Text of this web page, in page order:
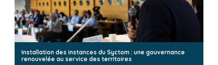
Installation des instances du Syctom : une gouvernance
renouvelée au service des territoires